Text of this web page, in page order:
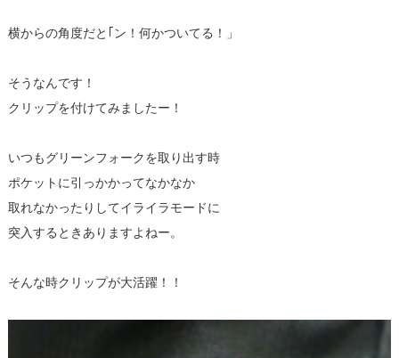
横からの角度だと｢ン！何かついてる！」
そうなんです！
クリップを付けてみましたー！
いつもグリーンフォークを取り出す時
ポケットに引っかかってなかなか
取れなかったりしてイライラモードに
突入するときありますよねー。
そんな時クリップが大活躍！！